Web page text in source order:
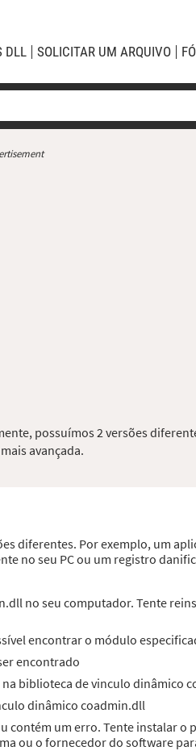
DLL SOLICITAR UM ARQUIVO
possuímos 2 versões
avançada.
diferentes. Por exemplo, um
no seu PC ou um registro
no seu computador. Tente
encontrar o módulo
encontrado
biblioteca de vinculo dinâmico
dinâmico coadmin.dll
um erro. Tente instalar o
ou o fornecedor do software